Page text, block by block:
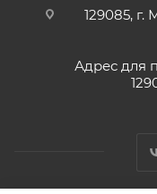
129085, г.
Адрес для